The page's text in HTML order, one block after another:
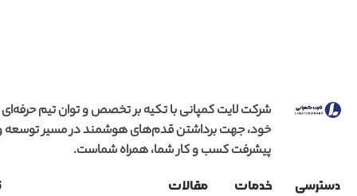
شرکت لایت کمپانی با تکیه بر تخصص و توان تیم حرفه‌ای
خود، جهت برداشتن قدم‌های هوشمند در مسیر توسعه
پیشرفت کسب و کار شما، همراه شماست.
دسترسی
خدمات
مقالات